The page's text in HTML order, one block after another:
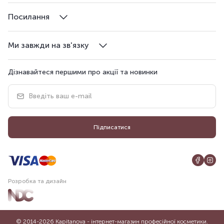
Ми завжди на зв'язку
Посилання
Дізнавайтеся першими про акції та новинки
Підписатися
Розробка та дизайн
© 2014-2026 Kapitanova - інтернет-магазин професійної косметики.